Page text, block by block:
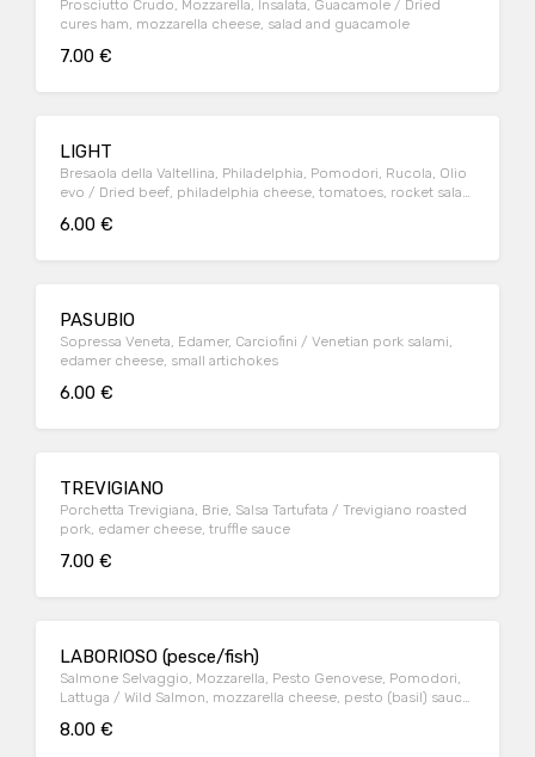
Prosciutto Crudo, Mozzarella, Insalata, Guacamole / Dried
cures ham, mozzarella cheese, salad and guacamole
7.00 €
LIGHT
Bresaola della Valtellina, Philadelphia, Pomodori, Rucola, Olio
evo / Dried beef, philadelphia cheese, tomatoes, rocket salad,
6.00 €
PASUBIO
Sopressa Veneta, Edamer, Carciofini / Venetian pork salami,
edamer cheese, small artichokes
6.00 €
TREVIGIANO
Porchetta Trevigiana, Brie, Salsa Tartufata / Trevigiano roasted
pork, edamer cheese, truffle sauce
7.00 €
LABORIOSO (pesce/fish)
Salmone Selvaggio, Mozzarella, Pesto Genovese, Pomodori,
Lattuga / Wild Salmon, mozzarella cheese, pesto (basil) sauce,
8.00 €